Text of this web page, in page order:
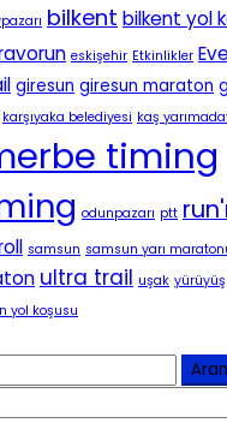
bilkent bilkent yol
eskişehir Etkinlikler
giresun giresun maraton
karşıyaka belediyesi kaş
timing
odunpazarı ptt
samsun samsun yarı
ultra trail uşak yürüyüş
yol koşusu